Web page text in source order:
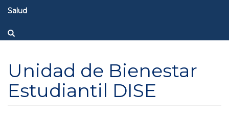
Salud
Unidad de Bienestar
Estudiantil DISE